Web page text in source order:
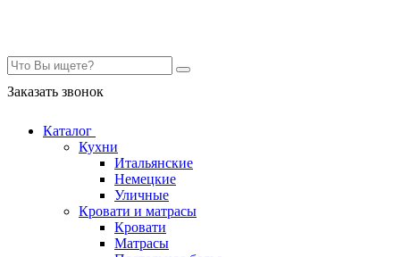
Заказать звонок
Каталог
Кухни
Итальянские
Немецкие
Уличные
Кровати и матрасы
Кровати
Матрасы